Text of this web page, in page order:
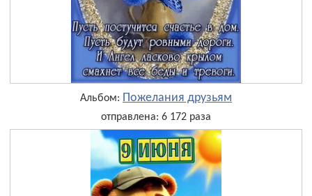
Альбом: Пожелания друзьям
отправлена: 6 172 раза